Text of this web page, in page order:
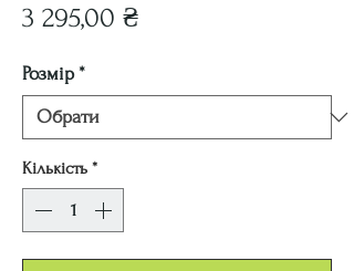
3 295,00 ₴Ціна
Розмір *
Кількість *